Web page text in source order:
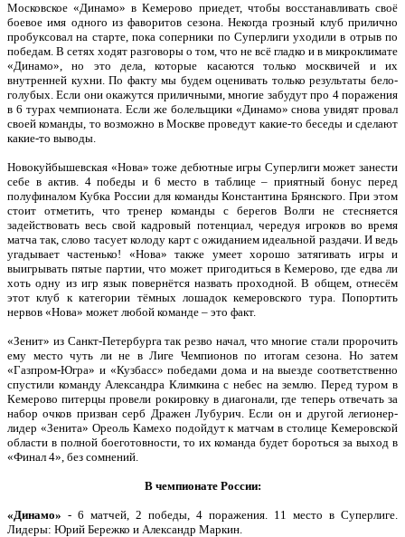
Московское «Динамо» в Кемерово приедет, чтобы восстанавливать своё
боевое имя одного из фаворитов сезона. Некогда грозный клуб прилично
пробуксовал на старте, пока соперники по Суперлиги уходили в отрыв по
победам. В сетях ходят разговоры о том, что не всё гладко и в микроклимате
«Динамо», но это дела, которые касаются только москвичей и их
внутренней кухни. По факту мы будем оценивать только результаты бело-
голубых. Если они окажутся приличными, многие забудут про 4 поражения
в 6 турах чемпионата. Если же болельщики «Динамо» снова увидят провал
своей команды, то возможно в Москве проведут какие-то беседы и сделают
какие-то выводы.
Новокуйбышевская «Нова» тоже дебютные игры Суперлиги может занести
себе в актив. 4 победы и 6 место в таблице – приятный бонус перед
полуфиналом Кубка России для команды Константина Брянского. При этом
стоит отметить, что тренер команды с берегов Волги не стесняется
задействовать весь свой кадровый потенциал, чередуя игроков во время
матча так, слово тасует колоду карт с ожиданием идеальной раздачи. И ведь
угадывает частенько! «Нова» также умеет хорошо затягивать игры и
выигрывать пятые партии, что может пригодиться в Кемерово, где едва ли
хоть одну из игр язык повернётся назвать проходной. В общем, отнесём
этот клуб к категории тёмных лошадок кемеровского тура. Попортить
нервов «Нова» может любой команде – это факт.
«Зенит» из Санкт-Петербурга так резво начал, что многие стали пророчить
ему место чуть ли не в Лиге Чемпионов по итогам сезона. Но затем
«Газпром-Югра» и «Кузбасс» победами дома и на выезде соответственно
спустили команду Александра Климкина с небес на землю. Перед туром в
Кемерово питерцы провели рокировку в диагонали, где теперь отвечать за
набор очков призван серб Дражен Лубурич. Если он и другой легионер-
лидер «Зенита» Ореоль Камехо подойдут к матчам в столице Кемеровской
области в полной боеготовности, то их команда будет бороться за выход в
«Финал 4», без сомнений.
В чемпионате России:
«Динамо» - 6 матчей, 2 победы, 4 поражения. 11 место в Суперлиге.
Лидеры: Юрий Бережко и Александр Маркин.